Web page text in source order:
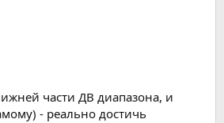
части ДВ диапазона, и
- реально достичь